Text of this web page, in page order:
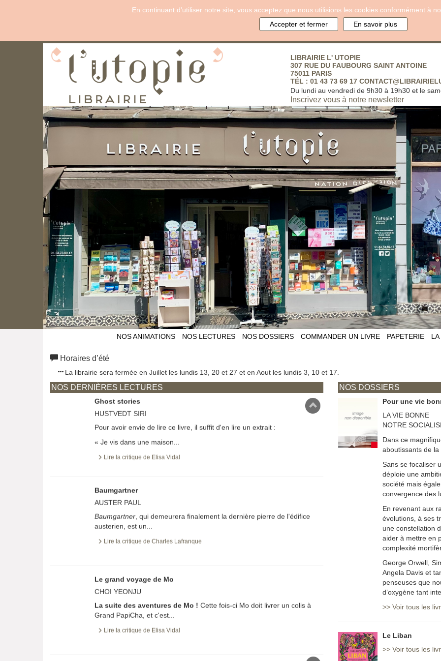
En continuant d’utiliser notre site, vous acceptez que nous utilisions les cookies conformément à
Accepter et fermer
En savoir plus
LIBRAIRIE L' UTOPIE
307 RUE DU FAUBOURG SAINT ANTOINE
75011 PARIS
TÉL : 01 43 73 69 17
Du lundi au vendredi de 9h30 à 19h30 et le
Inscrivez vous à notre newsletter
NOS ANIMATIONS NOS LECTURES NOS DOSSIERS COMMANDER UN LIVRE PAPETERIE
Horaires d’été
La librairie sera fermée en Juillet les lundis 13, 20 et 27 et en Aout les lundis 3, 10 et 17.
NOS DERNIÈRES LECTURES
Le papier peint jaune
Un classique incontournable !
Sous la forme d'un journal intime, Charlotte Perkins Gilman nous
entraîne...
Lire la critique de Elisa Vidal
Skating wilder
DUNGO/DUMAIS
La BIBLE du skate par un MAITRE de la bd !
Lire la critique de Elisa Vidal
Ciel de nuit blessé par balles. Le temps est une mère
VUONG OCEAN
Dans ces deux recueils, Vuong explore les déchirures de son histoire
Ghost stories
HUSTVEDT SIRI
Pour avoir envie de lire ce livre, il suffit d'en lire un extrait :
« Je vis dans une maison...
Lire la critique de Elisa Vidal
Baumgartner
AUSTER PAUL
Baumgartner, qui demeurera finalement la dernière pierre de l'édifice
austerien, est un...
Lire la critique de Charles Lafranque
Le grand voyage de Mo
CHOI YEONJU
La suite des aventures de Mo ! Cette fois-ci Mo doit livrer un colis à
Grand PapiCha, et c'est...
Lire la critique de Elisa Vidal
NOS DOSSIERS
>> Voir tous les
La nuit de la
La campagne
Cette année la
La vision des
nombreux
à la science-
Afin de fêter
littéraire !
>> Voir tous les
La nuit de la
La ville
Cette année la
La vision des
nombreux
à la science-
Pour une vie
LA VIE BONNE
NOTRE
Dans ce
aboutissants de la
Sans se focaliser
déploie une
société mais
convergence des
En revenant aux
évolutions, à ses
une constellation
aider à mettre en
complexité
George Orwell,
Angela Davis et
penseuses que
d’oxygène tant
>> Voir tous les
Le Liban
>> Voir tous les